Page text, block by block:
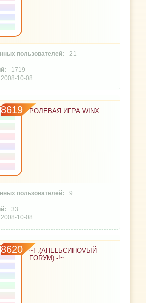
21
1719
2008-10-08
8619 РОЛЕВАЯ ИГРА WINX
9
33
2008-10-08
8620
~!-.(АПЕLЬСИНОVЫЙ
FORУМ).-!~